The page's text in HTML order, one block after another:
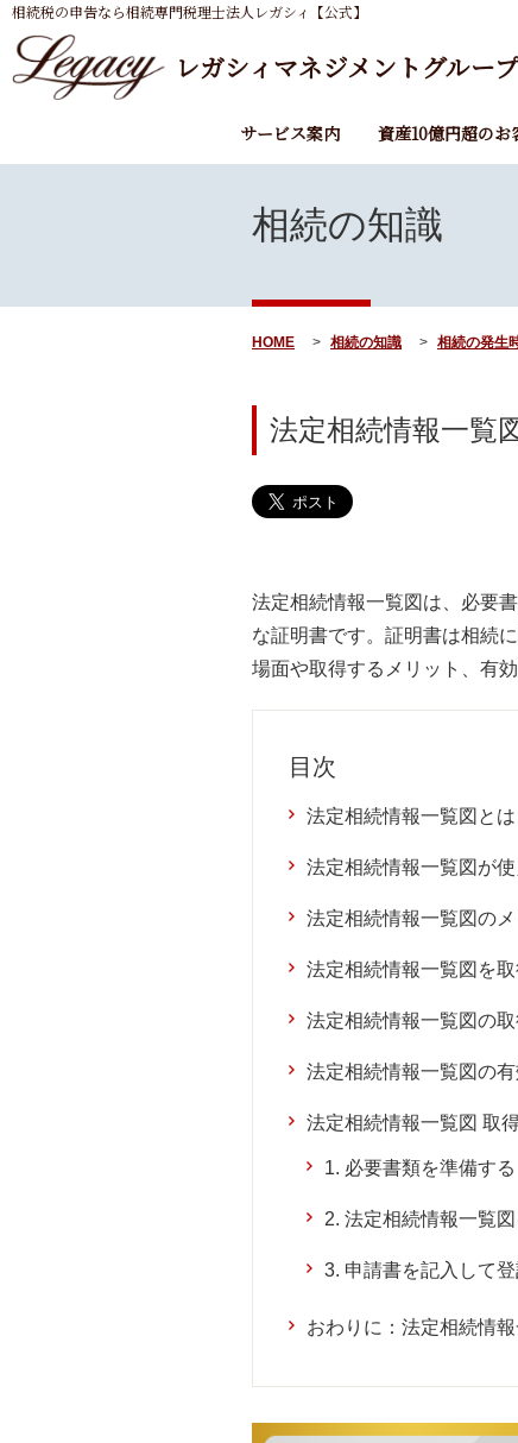
相続税の申告なら相続専門税理士法人レガシィ【公式】
レガシィマネジメントグループ
サービス案内 資産10億円超のお
相続の知識
HOME 相続の知識 相続の発生
法定相続情報一覧
法定相続情報一覧図は、必要
な証明書です。証明書は相続
場面や取得するメリット、有
目次
法定相続情報一覧図とは
法定相続情報一覧図が
法定相続情報一覧図のメ
法定相続情報一覧図を取
法定相続情報一覧図の
法定相続情報一覧図の
法定相続情報一覧図 取
1. 必要書類を準備する
2. 法定相続情報一覧
3. 申請書を記入して
おわりに：法定相続情